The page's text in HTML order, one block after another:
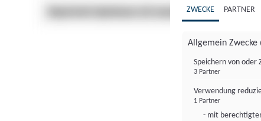
ZWECKE PARTNER
Allgemein Zwecke
Speichern von
3 Partner
Verwendung
1 Partner
- mit